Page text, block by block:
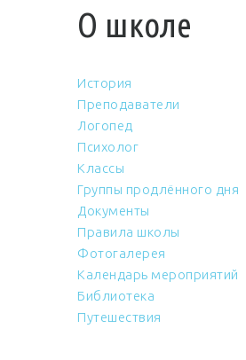
О школе
История
Преподаватели
Логопед
Психолог
Классы
Группы продлённого дня
Документы
Правила школы
Фотогалерея
Календарь мероприятий
Библиотека
Путешествия